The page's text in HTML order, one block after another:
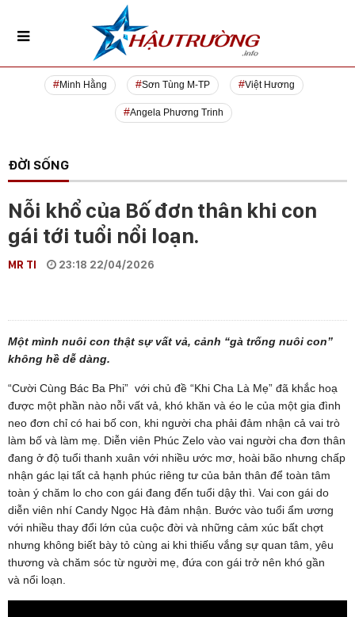
Minh Hằng Sơn Tùng M-TP Việt Hương
Angela Phương Trinh
ĐỜI SỐNG
Nỗi khổ của Bố đơn thân khi con
gái tới tuổi nổi loạn.
MR TI 23:18 22/04/2026
Một mình nuôi con thật sự vất vả, cảnh “gà trống nuôi con”
không hề dễ dàng.
“Cười Cùng Bác Ba Phi” với chủ đề “Khi Cha Là Mẹ” đã khắc hoạ
được một phần nào nỗi vất vả, khó khăn và éo le của một gia đình
neo đơn chỉ có hai bố con, khi người cha phải đảm nhận cả vai trò
làm bố và làm mẹ. Diễn viên Phúc Zelo vào vai người cha đơn thân
đang ở độ tuổi thanh xuân với nhiều ước mơ, hoài bão nhưng chấp
nhận gác lại tất cả hạnh phúc riêng tư của bản thân để toàn tâm
toàn ý chăm lo cho con gái đang đến tuổi dậy thì. Vai con gái do
diễn viên nhí Candy Ngọc Hà đảm nhận. Bước vào tuổi ẩm ương
với nhiều thay đổi lớn của cuộc đời và những cảm xúc bất chợt
nhưng không biết bày tỏ cùng ai khi thiếu vắng sự quan tâm, yêu
thương và chăm sóc từ người mẹ, đứa con gái trở nên khó gần
và nổi loạn.